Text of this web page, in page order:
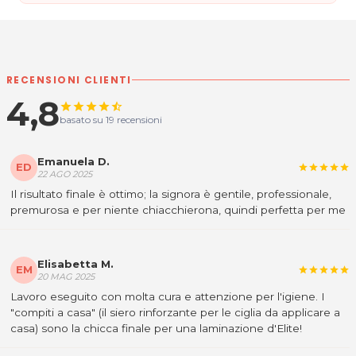
RECENSIONI CLIENTI
4,8starstarstarstarstar_half
basato su 19 recensioni
ED Emanuela D.
22 AGO 2025
starstarstarstarstar
Il risultato finale è ottimo; la signora è gentile, professionale,
premurosa e per niente chiacchierona, quindi perfetta per me
EM Elisabetta M.
20 MAG 2025
starstarstarstarstar
Lavoro eseguito con molta cura e attenzione per l'igiene. I
"compiti a casa" (il siero rinforzante per le ciglia da applicare a
casa) sono la chicca finale per una laminazione d'Elite!